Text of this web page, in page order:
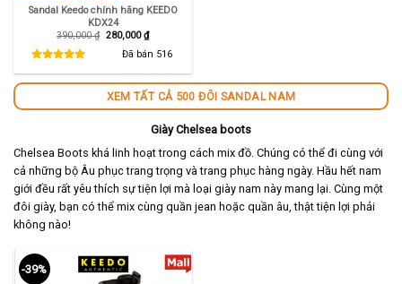
Sandal Keedo chính hãng KEEDO
KDX24
390,000₫ Giá
280,000₫Giá
hiện
tại
Đã bán 516
XEM TẤT CẢ 500 ĐÔI SANDAL NAM
Giày Chelsea boots
Chelsea Boots khá linh hoạt trong cách mix đồ. Chúng có thể đi cùng với
cả những bộ Âu phục trang trọng và trang phục hàng ngày. Hầu hết nam
giới đều rất yêu thích sự tiện lợi mà loại giày nam này mang lại. Cùng một
đôi giày, bạn có thể mix cùng quần jean hoặc quần âu, thật tiện lợi phải
không nào!
-39%